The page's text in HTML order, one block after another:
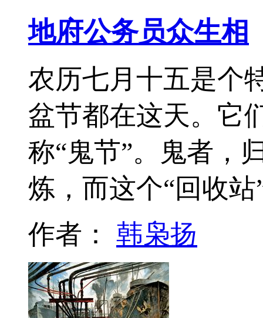
地府公务员众生相
农历七月十五是个
盆节都在这天。它
称“鬼节”。鬼者，
炼，而这个“回收
作者： 韩枭扬